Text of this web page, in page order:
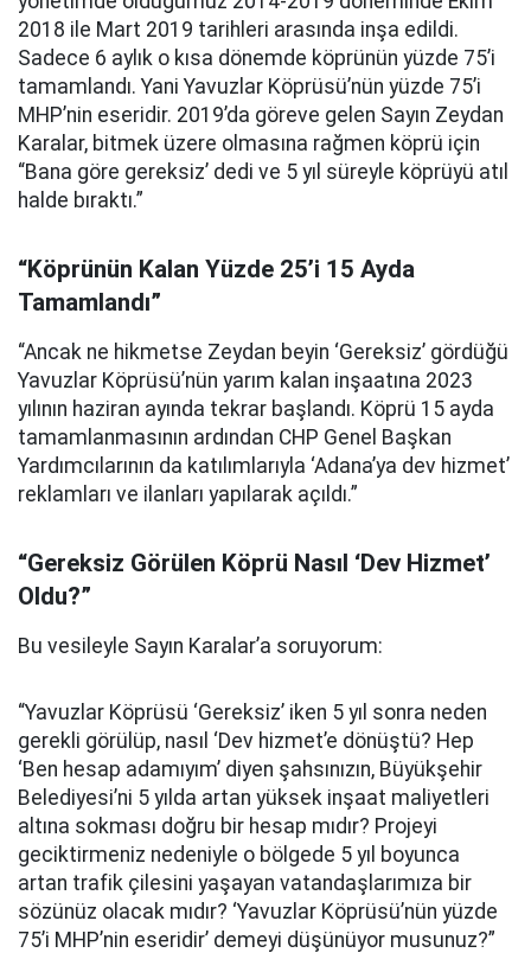
2018 ile Mart 2019 tarihleri arasında inşa edildi.
Sadece 6 aylık o kısa dönemde köprünün yüzde 75’i
tamamlandı. Yani Yavuzlar Köprüsü’nün yüzde 75’i
MHP’nin eseridir. 2019’da göreve gelen Sayın Zeydan
Karalar, bitmek üzere olmasına rağmen köprü için
“Bana göre gereksiz’ dedi ve 5 yıl süreyle köprüyü atıl
halde bıraktı.”
“Köprünün Kalan Yüzde 25’i 15 Ayda
Tamamlandı”
“Ancak ne hikmetse Zeydan beyin ‘Gereksiz’ gördüğü
Yavuzlar Köprüsü’nün yarım kalan inşaatına 2023
yılının haziran ayında tekrar başlandı. Köprü 15 ayda
tamamlanmasının ardından CHP Genel Başkan
Yardımcılarının da katılımlarıyla ‘Adana’ya dev hizmet’
reklamları ve ilanları yapılarak açıldı.”
“Gereksiz Görülen Köprü Nasıl ‘Dev Hizmet’
Oldu?”
Bu vesileyle Sayın Karalar’a soruyorum:
“Yavuzlar Köprüsü ‘Gereksiz’ iken 5 yıl sonra neden
gerekli görülüp, nasıl ‘Dev hizmet’e dönüştü? Hep
‘Ben hesap adamıyım’ diyen şahsınızın, Büyükşehir
Belediyesi’ni 5 yılda artan yüksek inşaat maliyetleri
altına sokması doğru bir hesap mıdır? Projeyi
geciktirmeniz nedeniyle o bölgede 5 yıl boyunca
artan trafik çilesini yaşayan vatandaşlarımıza bir
sözünüz olacak mıdır? ‘Yavuzlar Köprüsü’nün yüzde
75’i MHP’nin eseridir’ demeyi düşünüyor musunuz?”